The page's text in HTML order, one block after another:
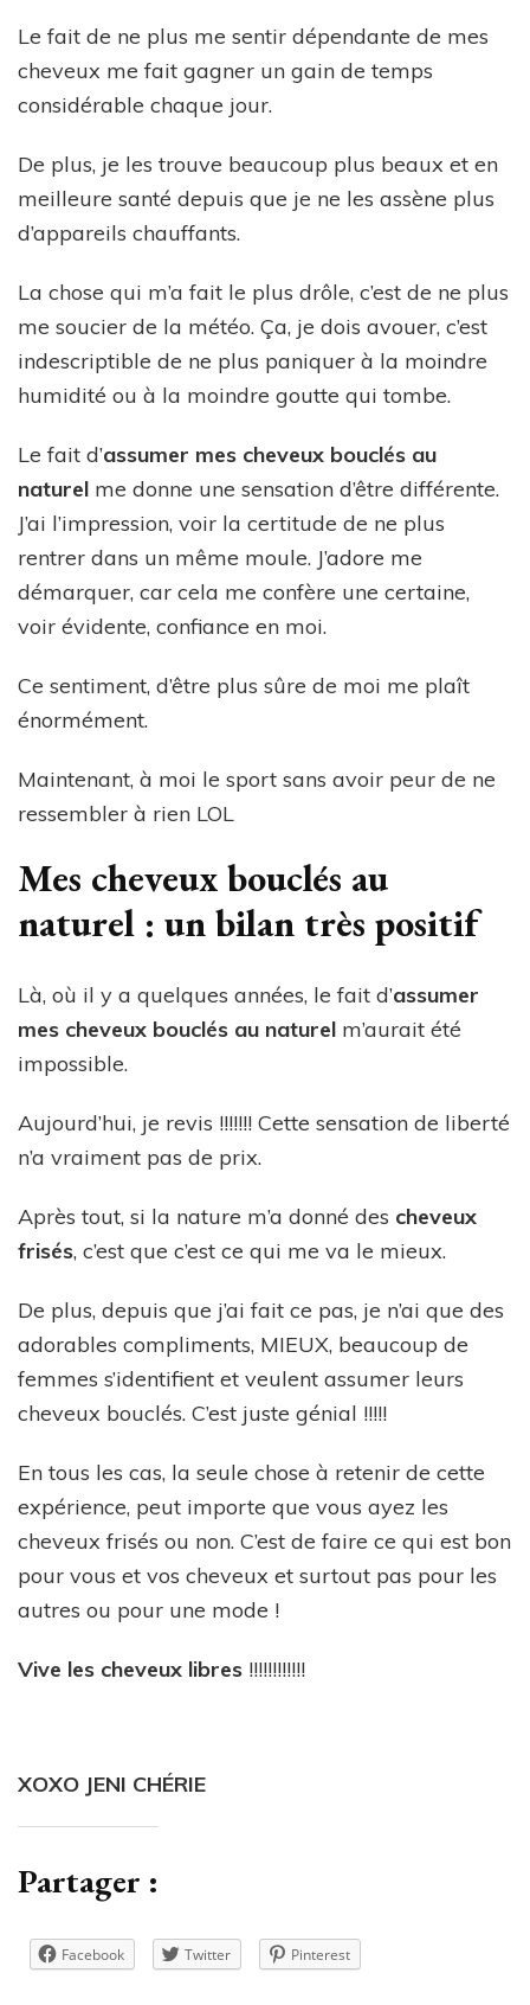
Le fait de ne plus me sentir dépendante de mes
cheveux me fait gagner un gain de temps
considérable chaque jour.
De plus, je les trouve beaucoup plus beaux et en
meilleure santé depuis que je ne les assène plus
d’appareils chauffants.
La chose qui m’a fait le plus drôle, c’est de ne plus
me soucier de la météo. Ça, je dois avouer, c’est
indescriptible de ne plus paniquer à la moindre
humidité ou à la moindre goutte qui tombe.
Le fait d’assumer mes cheveux bouclés au
naturel me donne une sensation d’être différente.
J’ai l’impression, voir la certitude de ne plus
rentrer dans un même moule. J’adore me
démarquer, car cela me confère une certaine,
voir évidente, confiance en moi.
Ce sentiment, d’être plus sûre de moi me plaît
énormément.
Maintenant, à moi le sport sans avoir peur de ne
ressembler à rien LOL
Mes cheveux bouclés au
naturel : un bilan très positif
Là, où il y a quelques années, le fait d’assumer
mes cheveux bouclés au naturel m’aurait été
impossible.
Aujourd’hui, je revis !!!!!!! Cette sensation de liberté
n’a vraiment pas de prix.
Après tout, si la nature m’a donné des cheveux
frisés, c’est que c’est ce qui me va le mieux.
De plus, depuis que j’ai fait ce pas, je n’ai que des
adorables compliments, MIEUX, beaucoup de
femmes s’identifient et veulent assumer leurs
cheveux bouclés. C’est juste génial !!!!!
En tous les cas, la seule chose à retenir de cette
expérience, peut importe que vous ayez les
cheveux frisés ou non. C’est de faire ce qui est bon
pour vous et vos cheveux et surtout pas pour les
autres ou pour une mode !
Vive les cheveux libres !!!!!!!!!!!!
XOXO JENI CHÉRIE
Partager :
Facebook Twitter Pinterest